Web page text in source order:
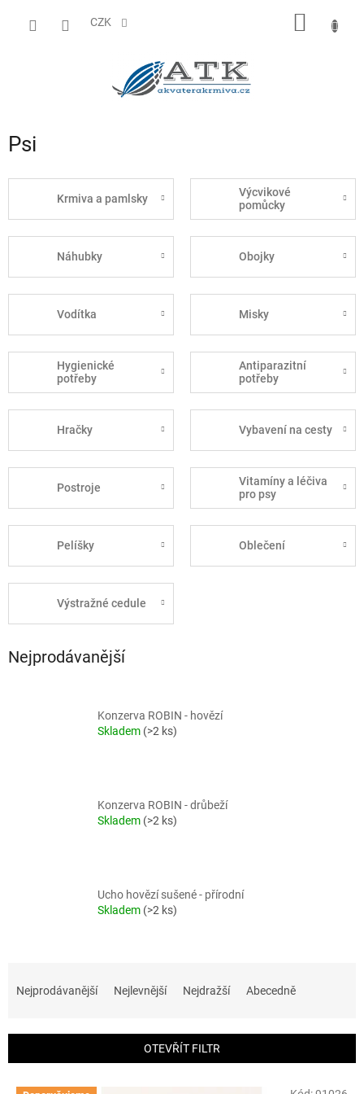
CZK
Psi
Krmiva a pamlsky
Výcvikové
pomůcky
Náhubky Obojky
Vodítka Misky
Hygienické
potřeby
Antiparazitní
potřeby
Hračky Vybavení na cesty
Postroje
Vitamíny a léčiva
pro psy
Pelíšky Oblečení
Výstražné cedule
Nejprodávanější
Konzerva ROBIN - hovězí
Skladem (>2 ks)
Konzerva ROBIN - drůbeží
Skladem (>2 ks)
Ucho hovězí sušené - přírodní
Skladem (>2 ks)
í
Nejprodávanější Nejlevnější Nejdražší Abecedně
OTEVŘÍT FILTR
V